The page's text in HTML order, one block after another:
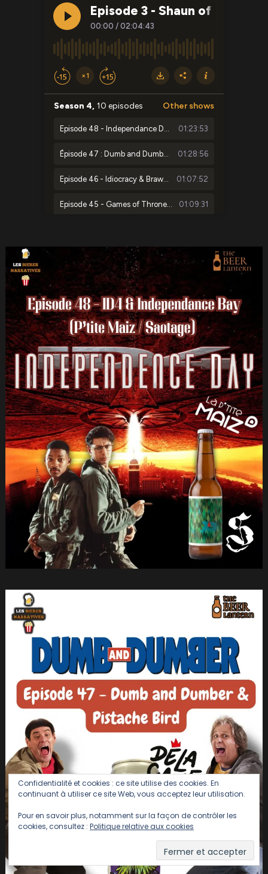
Confidentialité et cookies : ce site utilise des cookies. En
continuant à utiliser ce site Web, vous acceptez leur utilisation.
Pour en savoir plus, notamment sur la façon de contrôler les
cookies, consultez : Politique relative aux cookies